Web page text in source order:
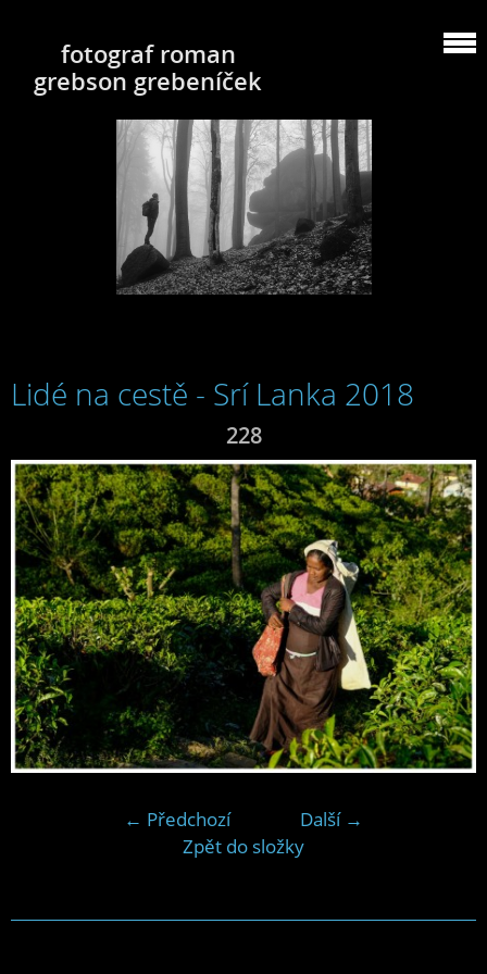
fotograf roman
grebson grebeníček
Lidé na cestě - Srí Lanka 2018
228
← Předchozí
Další →
Zpět do složky